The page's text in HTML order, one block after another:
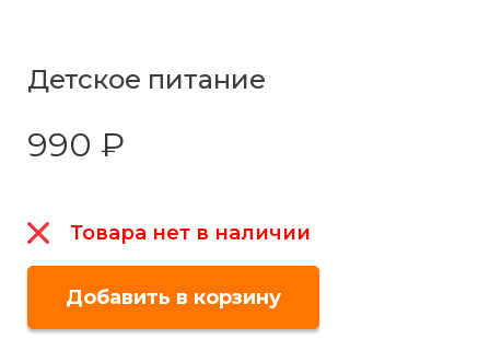
Детское питание
990 ₽
Товара нет в наличии